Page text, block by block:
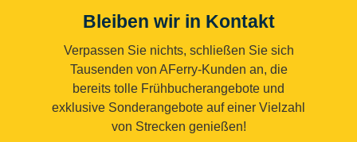
Bleiben wir in Kontakt
Verpassen Sie nichts, schließen Sie sich
Tausenden von AFerry-Kunden an, die
bereits tolle Frühbucherangebote und
exklusive Sonderangebote auf einer Vielzahl
von Strecken genießen!